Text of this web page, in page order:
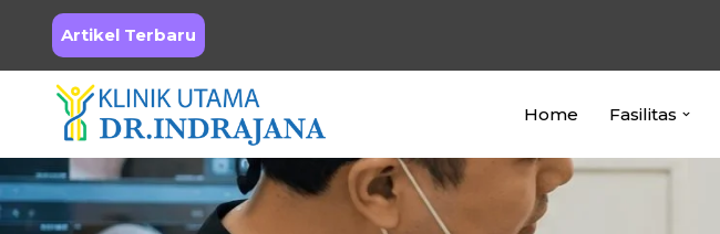
content
Artikel Terbaru
Home Fasilitas